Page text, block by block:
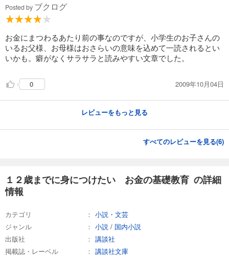
Posted by ブクログ
お金にまつわるあたり前の事なのですが、小学生のお子さんの
いるお父様、お母様はおさらいの意味を込めて一読されるとい
いかも。癖がなくサラサラと読みやすい文章でした。
0 2009年10月04日
レビューをもっと見る
すべてのレビューを見る(6)
１２歳までに身につけたい お金の基礎教育 の詳細
情報
カテゴリ
小説・文芸
ジャンル
小説 / 国内小説
出版社
講談社
掲載誌・レーベル
講談社文庫